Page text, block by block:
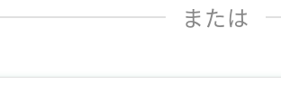
または